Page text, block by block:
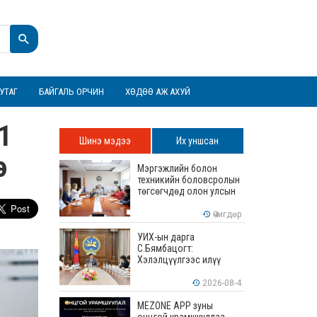
БАЙГАЛЬ ОРЧИН ХӨДӨӨ АЖ АХУЙ
Шинэ мэдээ Их уншсан
Мэргэжлийн болон
техникийн боловсролын
төгсөгчдөд олон улсын
зөвшөөрөгдөх ур
чадваруудыг олгоно
Өчигдөр
УИХ-ын дарга
С.Бямбацогт:
Хэлэлцүүлгээс илүү
илүү бодит үр дүн чухал
2026-08-4
MEZONE APP зуны